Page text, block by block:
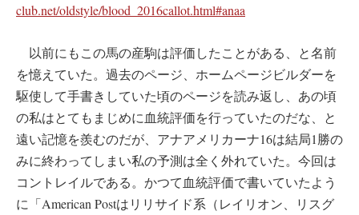
club.net/oldstyle/blood_2016callot.html#anaa
以前にもこの馬の産駒は評価したことがある、と名前
を憶えていた。過去のページ、ホームページビルダーを
駆使して手書きしていた頃のページを読み返し、あの頃
の私はとてもまじめに血統評価を行っていたのだな、と
遠い記憶を羨むのだが、アナアメリカーナ16は結局1勝の
みに終わってしまい私の予測は全く外れていた。今回は
コントレイルである。かつて血統評価で書いていたよう
に「American Postはリリサイド系（レイリオン、リスグ